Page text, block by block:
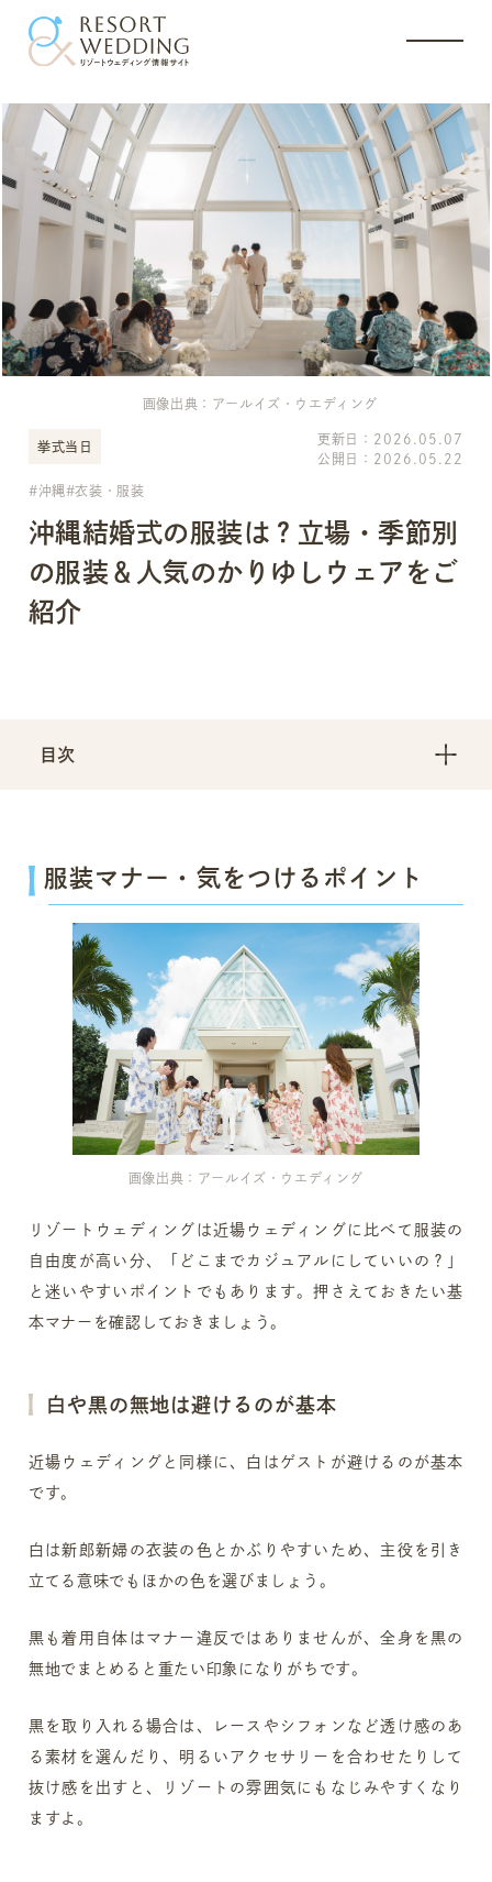
画像出典：アールイズ・ウエディング
挙式当日
更新日： 2026.05.07
公開日： 2026.05.22
沖縄 衣装・服装
沖縄結婚式の服装は？立場・季節別
の服装＆人気のかりゆしウェアをご
紹介
目次
服装マナー・気をつけるポイント
画像出典：アールイズ・ウエディング
リゾートウェディングは近場ウェディングに比べて服装の
自由度が高い分、「どこまでカジュアルにしていいの？」
と迷いやすいポイントでもあります。押さえておきたい基
本マナーを確認しておきましょう。
白や黒の無地は避けるのが基本
近場ウェディングと同様に、白はゲストが避けるのが基本
です。
白は新郎新婦の衣装の色とかぶりやすいため、主役を引き
立てる意味でもほかの色を選びましょう。
黒も着用自体はマナー違反ではありませんが、全身を黒の
無地でまとめると重たい印象になりがちです。
黒を取り入れる場合は、レースやシフォンなど透け感のあ
る素材を選んだり、明るいアクセサリーを合わせたりして
抜け感を出すと、リゾートの雰囲気にもなじみやすくなり
ますよ。